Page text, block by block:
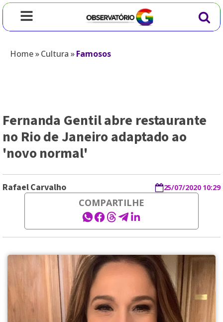
Home»Cultura »Famosos
Fernanda Gentil abre restaurante
no Rio de Janeiro adaptado ao
'novo normal'
Rafael Carvalho 25/07/2020 10:29
COMPARTILHE